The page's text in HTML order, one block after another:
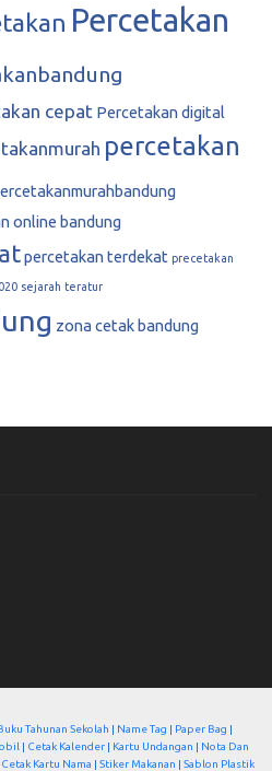
Percetakan
cepat Percetakan digital
percetakan
online bandung
percetakan terdekat precetakan
sejarah teratur
zona cetak bandung
Tahunan Sekolah | Name Tag | Paper Bag |
| Cetak Kalender| Kartu Undangan | Nota Dan
Cetak Kartu Nama | Stiker Makanan | Sablon Plastik